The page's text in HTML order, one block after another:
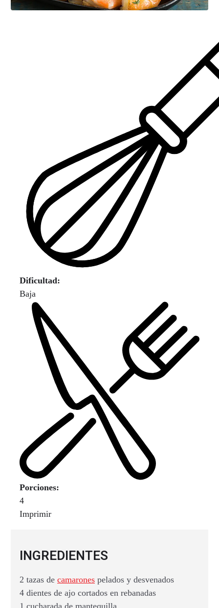
Dificultad:
Baja
Porciones:
4
Imprimir
INGREDIENTES
2 tazas de camarones pelados y desvenados
4 dientes de ajo cortados en rebanadas
1 cucharada de mantequilla